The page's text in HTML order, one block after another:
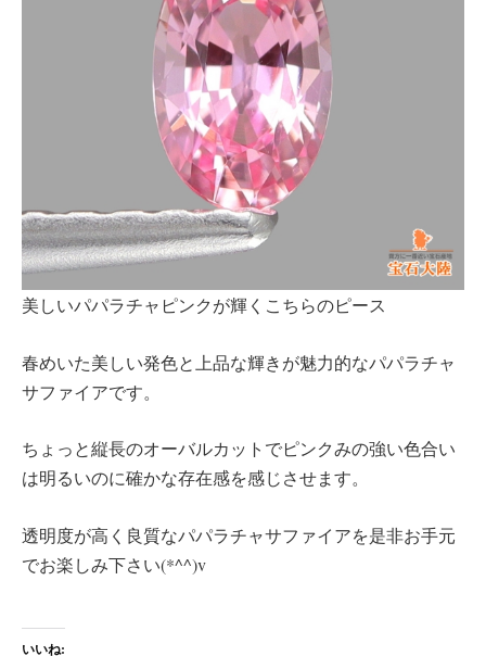
美しいパパラチャピンクが輝くこちらのピース
春めいた美しい発色と上品な輝きが魅力的なパパラチャ
サファイアです。
ちょっと縦長のオーバルカットでピンクみの強い色合い
は明るいのに確かな存在感を感じさせます。
透明度が高く良質なパパラチャサファイアを是非お手元
でお楽しみ下さい(*^^)v
いいね: